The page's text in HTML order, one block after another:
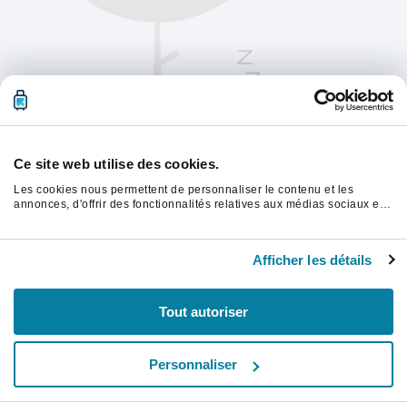
Ce site web utilise des cookies.
Les cookies nous permettent de personnaliser le contenu et les
annonces, d'offrir des fonctionnalités relatives aux médias sociaux et
informations que vous leur avez fournies ou qu'ils ont collectées lors
Afficher les détails
Tout autoriser
Personnaliser
Veuillez actualiser la page pour continuer.
Rafraîchir